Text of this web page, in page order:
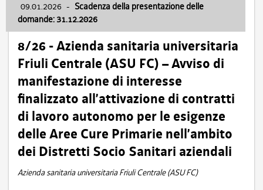
09.01.2026 - Scadenza della presentazione delle
domande: 31.12.2026
8/26 - Azienda sanitaria universitaria
Friuli Centrale (ASU FC) – Avviso di
manifestazione di interesse
finalizzato all’attivazione di contratti
di lavoro autonomo per le esigenze
delle Aree Cure Primarie nell’ambito
dei Distretti Socio Sanitari aziendali
Azienda sanitaria universitaria Friuli Centrale (ASU FC)